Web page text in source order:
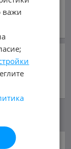
важи